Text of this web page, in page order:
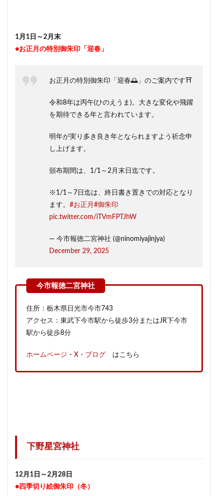
1月1日～2月末
●お正月の特別御朱印「迎春」
お正月の特別御朱印「迎春🌅」のご案内です⛩️
令和8年は丙午(ひのえうま)。大きな変化や飛躍
を期待できる年と言われています。
明年が実り多き良き年となられますよう祈念申
し上げます。
頒布期間は、1/1～2月末日迄です。
※1/1～7日迄は、終日書き置きでの対応となり
ます。 #お正月 #御朱印
pic.twitter.com/iTVmFPTJhW
— 今市報徳二宮神社 (@ninomiyajinjya)
December 29, 2025
住所：栃木県日光市今市743
アクセス：東武下今市駅から徒歩3分またはJR下今市
駅から徒歩8分
ホームページ ・ X ・ ブログ はこちら
下野星宮神社
12月1日～2月28日
●四季切り絵御朱印（冬）